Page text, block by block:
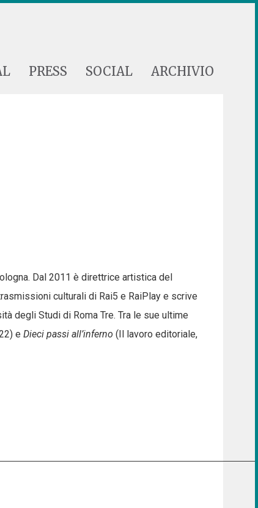
PRESS SOCIAL ARCHIVIO
Dal 2011 è direttrice artistica del
culturali di Rai5 e RaiPlay e scrive
degli Studi di Roma Tre. Tra le sue ultime
e Dieci passi all’inferno (Il lavoro editoriale,